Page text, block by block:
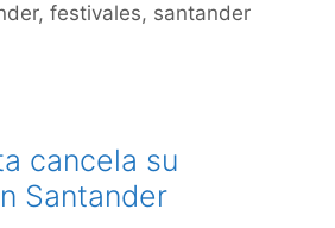
, festivales, santander
cancela su
Santander